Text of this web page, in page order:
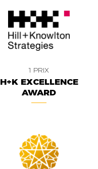
1 PRIX
H+K EXCELLENCE
AWARD